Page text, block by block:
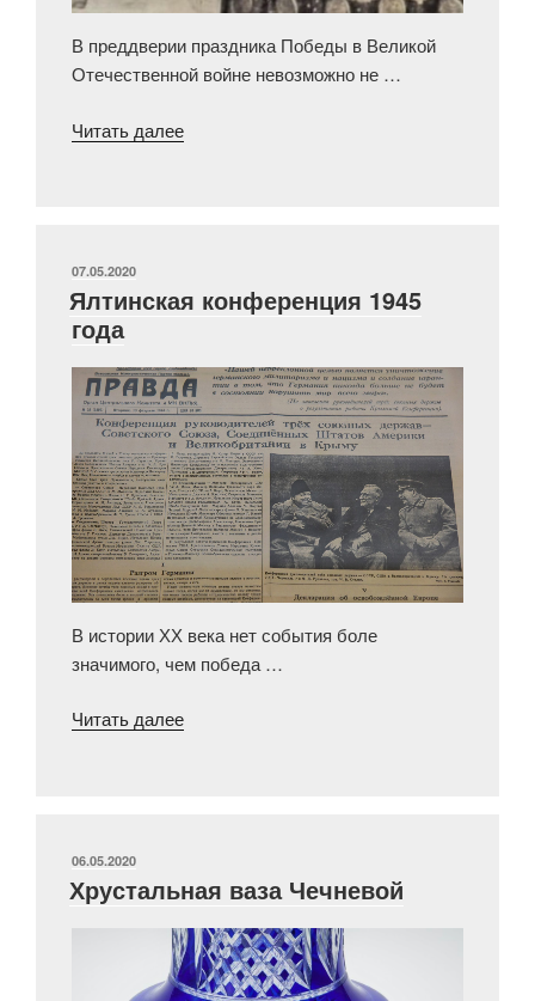
В преддверии праздника Победы в Великой
Отечественной войне невозможно не …
Читать далее«Донская
ОПУБЛИКОВАНО
07.05.2020
Ялтинская конференция 1945
года
В истории ХХ века нет события боле
значимого, чем победа …
Читать далее«Ялтинская
ОПУБЛИКОВАНО
06.05.2020
Хрустальная ваза Чечневой